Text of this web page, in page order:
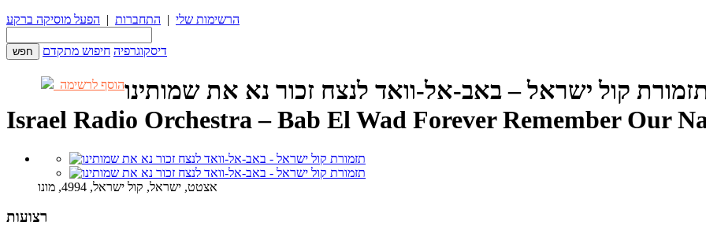
הרשימות שלי | התחברות | הפעל מוסיקה ברקע
דיסקוגרפיה חיפוש מתקדם
הוסף לרשימהקול ישראל – באב-אל-וואד לנצח זכור נא את שמותינו
Israel Radio Orchestra – Bab El Wad Forever Remember Our
אצטט, ישראל, קול ישראל, 4994, מונו
רצועות